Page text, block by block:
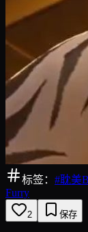
标签： #耽美
Furry
2 保存